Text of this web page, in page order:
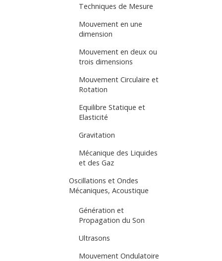
Techniques de Mesure
Mouvement en une
dimension
Mouvement en deux ou
trois dimensions
Mouvement Circulaire et
Rotation
Equilibre Statique et
Elasticité
Gravitation
Mécanique des Liquides
et des Gaz
Oscillations et Ondes
Mécaniques, Acoustique
Génération et
Propagation du Son
Ultrasons
Mouvement Ondulatoire